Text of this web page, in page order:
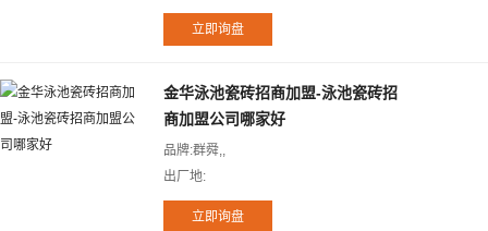
金华泳池瓷砖招商加盟-泳池瓷砖招
商加盟公司哪家好
品牌:群舜,,
出厂地: